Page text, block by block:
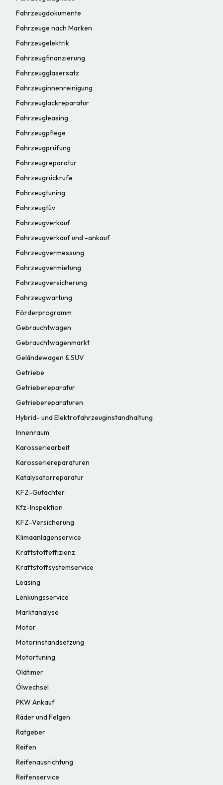
Fahrzeugdokumente
Fahrzeuge nach Marken
Fahrzeugelektrik
Fahrzeugfinanzierung
Fahrzeugglasersatz
Fahrzeuginnenreinigung
Fahrzeuglackreparatur
Fahrzeugleasing
Fahrzeugpflege
Fahrzeugprüfung
Fahrzeugreparatur
Fahrzeugrückrufe
Fahrzeugtuning
Fahrzeugtüv
Fahrzeugverkauf
Fahrzeugverkauf und -ankauf
Fahrzeugvermessung
Fahrzeugvermietung
Fahrzeugversicherung
Fahrzeugwartung
Förderprogramm
Gebrauchtwagen
Gebrauchtwagenmarkt
Geländewagen & SUV
Getriebe
Getriebereparatur
Getriebereparaturen
Hybrid- und Elektrofahrzeuginstandhaltung
Innenraum
Karosseriearbeit
Karosseriereparaturen
Katalysatorreparatur
KFZ-Gutachter
Kfz-Inspektion
KFZ-Versicherung
Klimaanlagenservice
Kraftstoffeffizienz
Kraftstoffsystemservice
Leasing
Lenkungsservice
Marktanalyse
Motor
Motorinstandsetzung
Motortuning
Oldtimer
Ölwechsel
PKW Ankauf
Räder und Felgen
Ratgeber
Reifen
Reifenausrichtung
Reifenservice